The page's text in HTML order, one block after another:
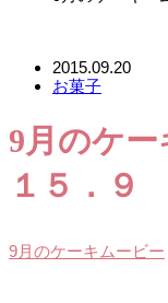
2015.09.20
お菓子
9月のケ
１５．９
9月のケーキムービー